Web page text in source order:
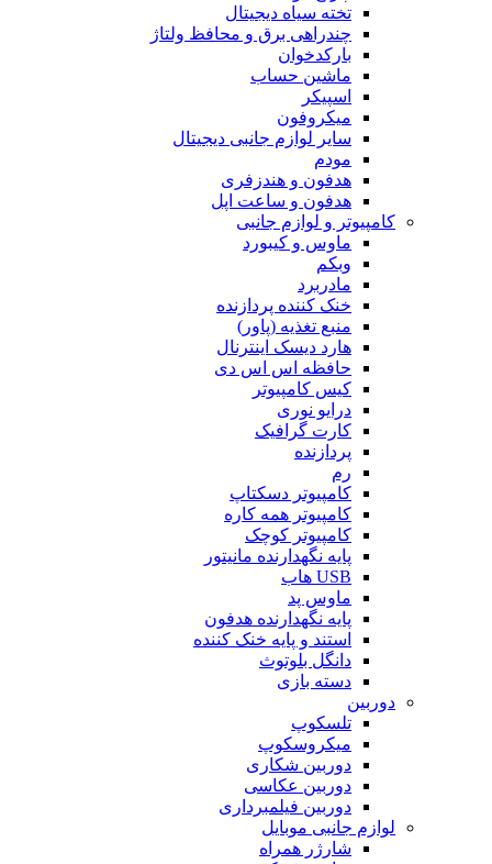
تخته سیاه دیجیتال
چندراهی برق و محافظ ولتاژ
بارکدخوان
ماشین حساب
اسپیکر
میکروفون
سایر لوازم جانبی دیجیتال
مودم
هدفون و هندزفری
هدفون و ساعت اپل
کامپیوتر و لوازم جانبی
ماوس و کیبورد
وبکم
مادربرد
خنک کننده پردازنده
منبع تغذیه (پاور)
هارد دیسک اینترنال
حافظه اس اس دی
کیس کامپیوتر
درایو نوری
کارت گرافیک
پردازنده
رم
کامپیوتر دسکتاپ
کامپیوتر همه کاره
کامپیوتر کوچک
پایه نگهدارنده مانیتور
USB هاب
ماوس پد
پایه نگهدارنده هدفون
استند و پایه خنک کننده
دانگل بلوتوث
دسته بازی
دوربین
تلسکوپ
میکروسکوپ
دوربین شکاری
دوربین عکاسی
دوربین فیلمبرداری
لوازم جانبی موبایل
شارژر همراه